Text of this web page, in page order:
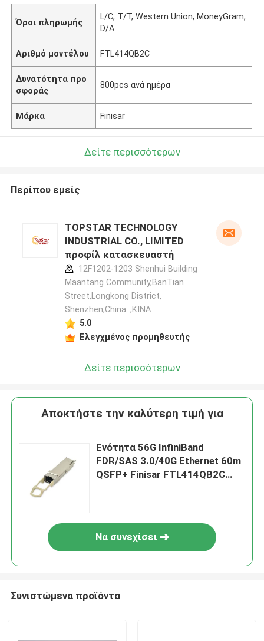
Όροι πληρωμής
L/C, T/T, Western Union, MoneyGram,
D/A
Αριθμό μοντέλου FTL414QB2C
Δυνατότητα προ
σφοράς
800pcs ανά ημέρα
Μάρκα Finisar
Δείτε περισσότερων
Περίπου εμείς
TOPSTAR TECHNOLOGY
INDUSTRIAL CO., LIMITED
προφίλ κατασκευαστή
12F1202-1203 Shenhui Building
Maantang Community,BanTian
Street,Longkong District,
Shenzhen,China. ,ΚΙΝΑ
5.0
Ελεγχμένος προμηθευτής
Δείτε περισσότερων
Αποκτήστε την καλύτερη τιμή για
Ενότητα 56G InfiniBand
FDR/SAS 3.0/40G Ethernet 60m
QSFP+ Finisar FTL414QB2C
Να συνεχίσει
Συνιστώμενα προϊόντα